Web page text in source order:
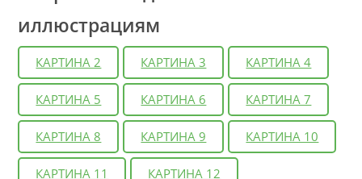
иллюстрациям
КАРТИНА 2 КАРТИНА 3 КАРТИНА 4
КАРТИНА 5 КАРТИНА 6 КАРТИНА 7
КАРТИНА 8 КАРТИНА 9 КАРТИНА 10
КАРТИНА 11 КАРТИНА 12